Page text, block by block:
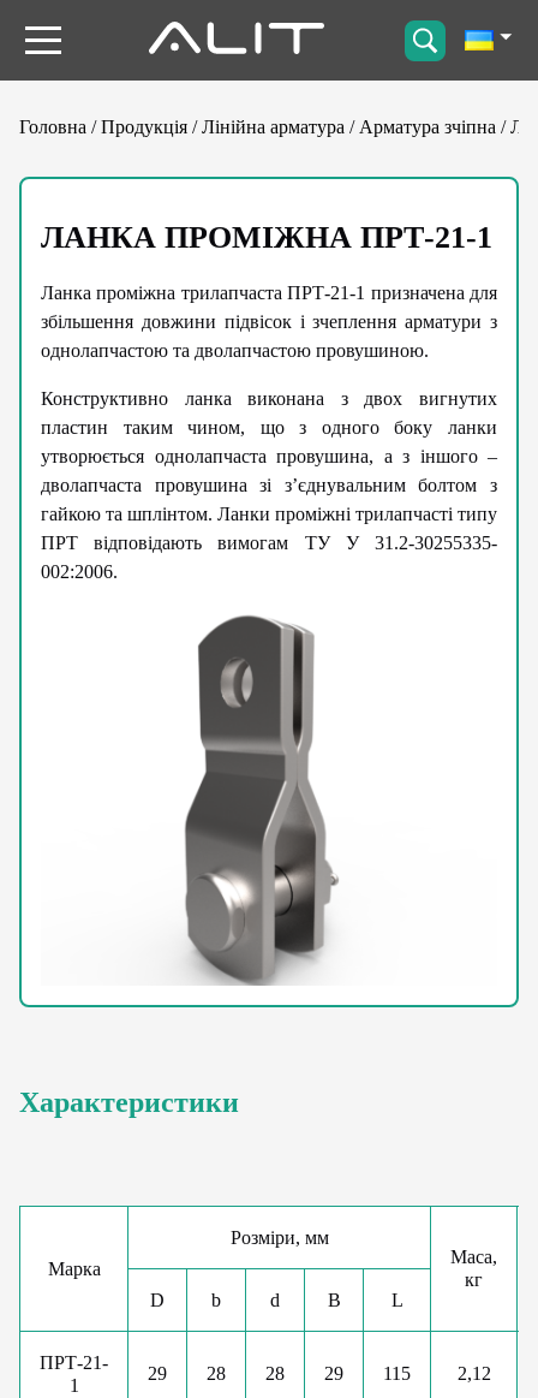
Головна /Продукція /Лінійна арматура / Арматура зчіпна /
ЛАНКА ПРОМІЖНА ПРТ-21-1
Ланка проміжна трилапчаста ПРТ-21-1 призначена для
збільшення довжини підвісок і зчеплення арматури з
однолапчастою та дволапчастою провушиною.
Конструктивно ланка виконана з двох вигнутих
пластин таким чином, що з одного боку ланки
утворюється однолапчаста провушина, а з іншого –
дволапчаста провушина зі з’єднувальним болтом з
гайкою та шплінтом. Ланки проміжні трилапчасті типу
ПРТ відповідають вимогам ТУ У 31.2-30255335-
002:2006.
Характеристики
Марка
Розміри, мм
Маса,
кг
D
b d B L
ПРТ-21-
1
29 28 28 29 115 2,12